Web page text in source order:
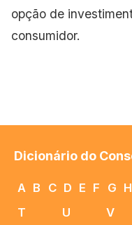
opção de
consumidor.
Dicionário do
A B C D E F G H
T
U V